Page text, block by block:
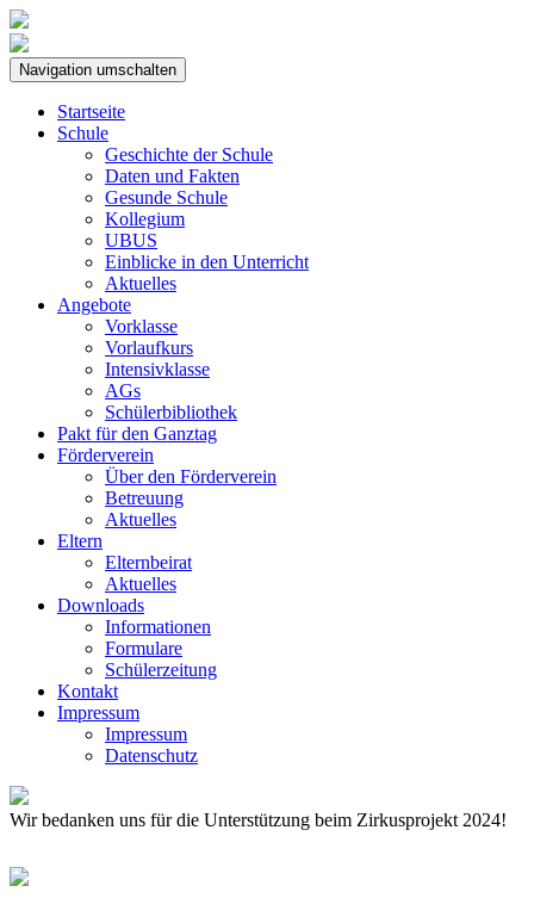
Navigation umschalten
Startseite
Schule
Geschichte der Schule
Daten und Fakten
Gesunde Schule
Kollegium
UBUS
Einblicke in den Unterricht
Aktuelles
Angebote
Vorklasse
Vorlaufkurs
Intensivklasse
AGs
Schülerbibliothek
Pakt für den Ganztag
Förderverein
Über den Förderverein
Betreuung
Aktuelles
Eltern
Elternbeirat
Aktuelles
Downloads
Informationen
Formulare
Schülerzeitung
Kontakt
Impressum
Impressum
Datenschutz
Wir bedanken uns für die Unterstützung beim Zirkusprojekt 2024!